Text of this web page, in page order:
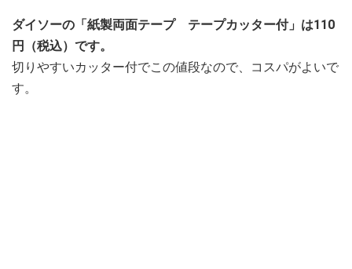
ダイソーの「紙製両面テープ テープカッター付」は110
円（税込）です。
切りやすいカッター付でこの値段なので、コスパがよいで
す。